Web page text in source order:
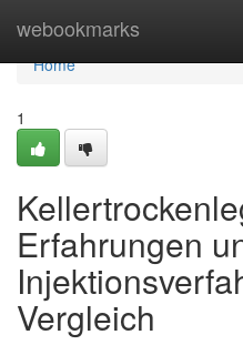
webookmarks
Home
Home
1
Erfahrungen
Vergleich